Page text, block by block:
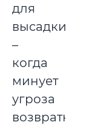
для
высадки
–
когда
минует
угроза
возвратных